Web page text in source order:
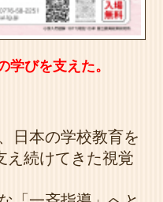
学びを支えた。
日本の学校教育を
え続けてきた視覚